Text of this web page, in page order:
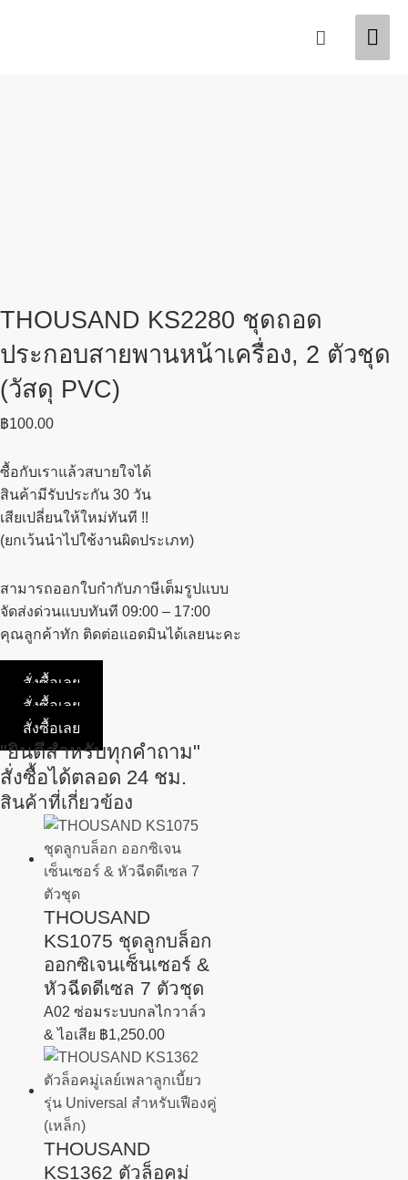
Search
THOUSAND KS2280 ชุดถอด
ประกอบสายพานหน้าเครื่อง, 2 ตัวชุด
(วัสดุ PVC)
฿100.00
ซื้อกับเราแล้วสบายใจได้
สินค้ามีรับประกัน 30 วัน
เสียเปลี่ยนให้ใหม่ทันที !!
(ยกเว้นนำไปใช้งานผิดประเภท)
สามารถออกใบกำกับภาษีเต็มรูปแบบ
จัดส่งด่วนแบบทันที 09:00 – 17:00
คุณลูกค้าทัก ติดต่อแอดมินได้เลยนะคะ
สั่งซื้อเลย
สั่งซื้อเลย
สั่งซื้อเลย
"ยินดีสำหรับทุกคำถาม"
สั่งซื้อได้ตลอด 24 ชม.
สินค้าที่เกี่ยวข้อง
THOUSAND
KS1075 ชุดลูกบล็อก
ออกซิเจนเซ็นเซอร์ &
หัวฉีดดีเซล 7 ตัวชุด
A02 ซ่อมระบบกลไกวาล์ว
& ไอเสีย ฿1,250.00
THOUSAND
KS1362 ตัวล็อคมู่